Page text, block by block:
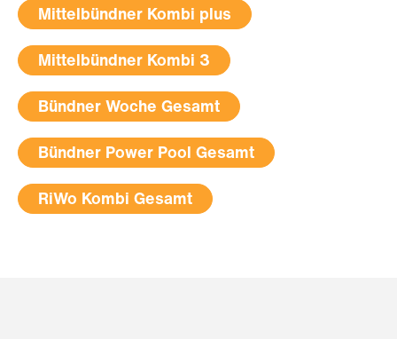
Mittelbündner Kombi plus
Mittelbündner Kombi 3
Bündner Woche Gesamt
Bündner Power Pool Gesamt
RiWo Kombi Gesamt